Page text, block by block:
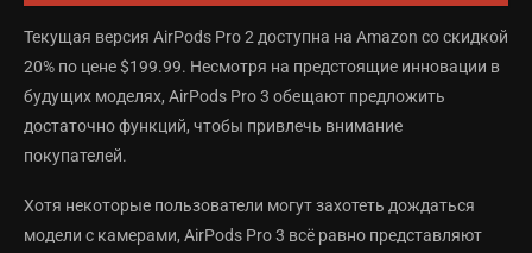
Текущая версия AirPods Pro 2 доступна на Amazon со скидкой
20% по цене $199.99. Несмотря на предстоящие инновации в
будущих моделях, AirPods Pro 3 обещают предложить
достаточно функций, чтобы привлечь внимание
покупателей.
Хотя некоторые пользователи могут захотеть дождаться
модели с камерами, AirPods Pro 3 всё равно представляют